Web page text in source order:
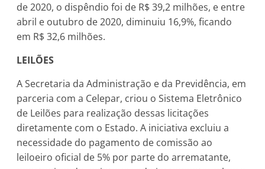
de 2020, o dispêndio foi de R$ 39,2 milhões, e entre
abril e outubro de 2020, diminuiu 16,9%, ficando
em R$ 32,6 milhões.
LEILÕES
A Secretaria da Administração e da Previdência, em
parceria com a Celepar, criou o Sistema Eletrônico
de Leilões para realização dessas licitações
diretamente com o Estado. A iniciativa excluiu a
necessidade do pagamento de comissão ao
leiloeiro oficial de 5% por parte do arrematante,